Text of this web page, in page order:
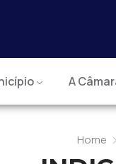
A
Home